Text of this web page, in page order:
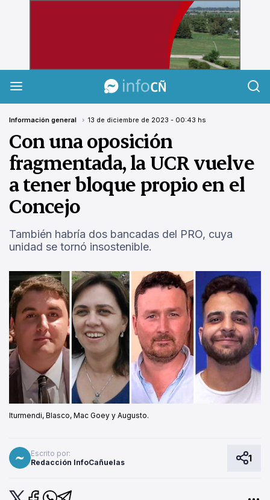
InfoCañuelas
Información general 13 de diciembre de 2023 - 00:43 hs
Con una oposición
fragmentada, la UCR vuelve
a tener bloque propio en el
Concejo
También habría dos bancadas del PRO, cuya
unidad se tornó insostenible.
Iturmendi, Blasco, Mac Goey y Augusto.
Escrito por:
Redacción InfoCañuelas
1